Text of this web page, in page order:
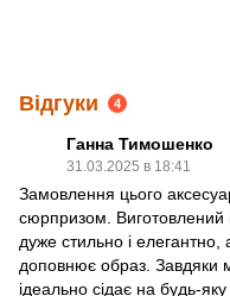
Відгуки 4
Ганна Тимошенко
31.03.2025 в 18:41
Замовлення цього
сюрпризом. Виготовлений
дуже стильно і
доповнює образ. Завдяки
ідеально сідає на будь-